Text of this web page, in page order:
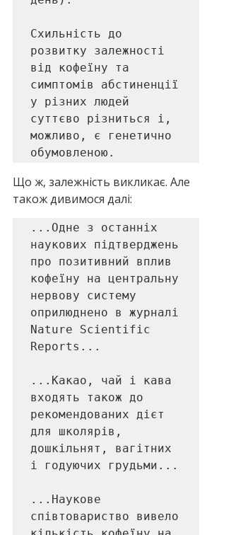
Схильність до
розвитку залежності
від кофеїну та
симптомів абстиненції
у різних людей
суттєво різниться і,
можливо, є генетично
обумовленою.
Що ж, залежність викликає. Але
також дивимося далі:
...Одне з останніх
наукових підтверджень
про позитивний вплив
кофеїну на центральну
нервову систему
оприлюднено в журналі
Nature Scientific
Reports...
...Какао, чай і кава
входять також до
рекомендованих дієт
для школярів,
дошкільнят, вагітних
і годуючих грудьми...
...Наукове
співтовариство вивело